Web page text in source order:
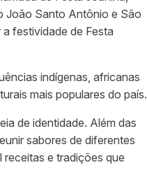
João Santo Antônio e São
festividade de Festa
indígenas, africanas
mais populares do país.
de identidade. Além das
sabores de diferentes
receitas e tradições que